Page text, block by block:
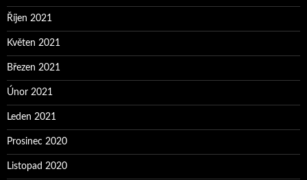
Říjen 2021
Květen 2021
Březen 2021
Únor 2021
Leden 2021
Prosinec 2020
Listopad 2020